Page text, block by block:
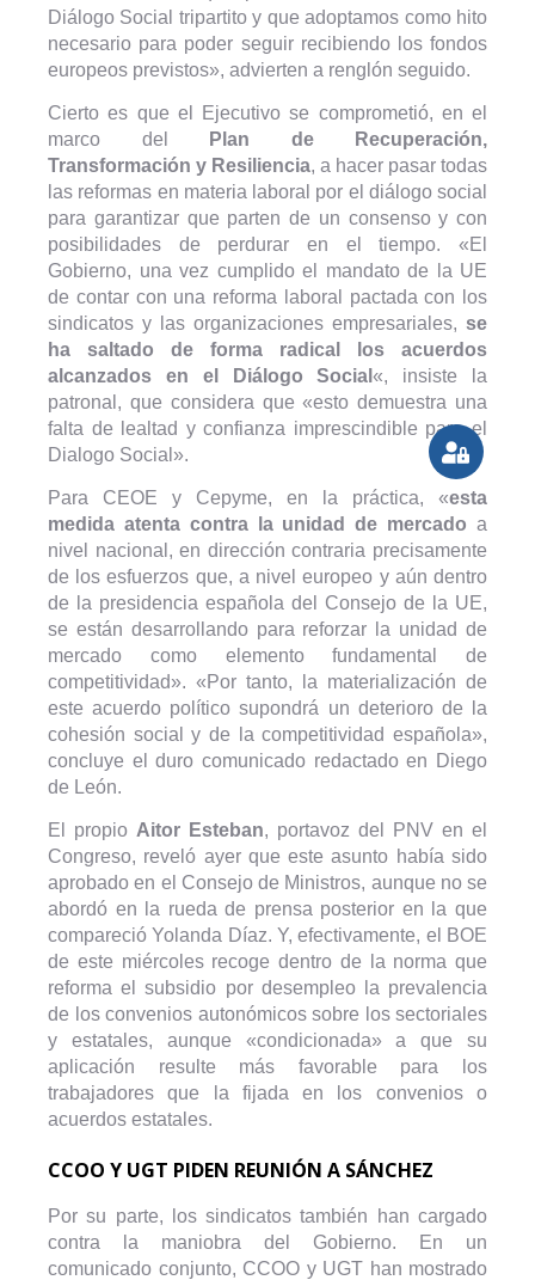
Diálogo Social tripartito y que adoptamos como hito
necesario para poder seguir recibiendo los fondos
europeos previstos», advierten a renglón seguido.
Cierto es que el Ejecutivo se comprometió, en el
marco del
Plan de Recuperación,
Transformación y Resiliencia, a hacer pasar todas
las reformas en materia laboral por el diálogo social
para garantizar que parten de un consenso y con
posibilidades de perdurar en el tiempo. «El
Gobierno, una vez cumplido el mandato de la UE
de contar con una reforma laboral pactada con los
sindicatos y las organizaciones empresariales, se
ha saltado de forma radical los acuerdos
alcanzados en el Diálogo Social«, insiste la
patronal, que considera que «esto demuestra una
falta de lealtad y confianza imprescindible para el
Dialogo Social».
Para CEOE y Cepyme, en la práctica, «esta
medida atenta contra la unidad de mercado a
nivel nacional, en dirección contraria precisamente
de los esfuerzos que, a nivel europeo y aún dentro
de la presidencia española del Consejo de la UE,
se están desarrollando para reforzar la unidad de
mercado como elemento fundamental de
competitividad». «Por tanto, la materialización de
este acuerdo político supondrá un deterioro de la
cohesión social y de la competitividad española»,
concluye el duro comunicado redactado en Diego
de León.
El propio Aitor Esteban, portavoz del PNV en el
Congreso, reveló ayer que este asunto había sido
aprobado en el Consejo de Ministros, aunque no se
abordó en la rueda de prensa posterior en la que
compareció Yolanda Díaz. Y, efectivamente, el BOE
de este miércoles recoge dentro de la norma que
reforma el subsidio por desempleo la prevalencia
de los convenios autonómicos sobre los sectoriales
y estatales, aunque «condicionada» a que su
aplicación resulte más favorable para los
trabajadores que la fijada en los convenios o
acuerdos estatales.
CCOO Y UGT PIDEN REUNIÓN A SÁNCHEZ
Por su parte, los sindicatos también han cargado
contra la maniobra del Gobierno. En un
comunicado conjunto, CCOO y UGT han mostrado